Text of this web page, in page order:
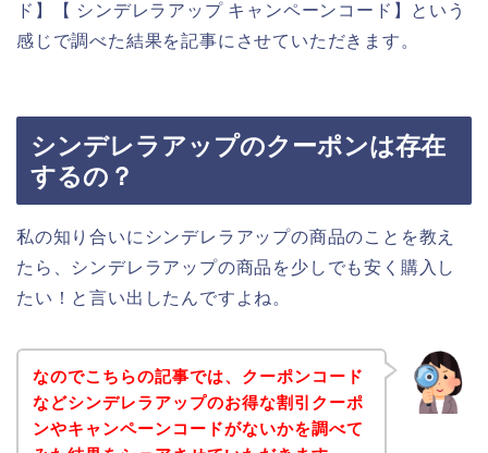
ド】【 シンデレラアップ キャンペーンコード】という
感じで調べた結果を記事にさせていただきます。
シンデレラアップのクーポンは存在
するの？
私の知り合いにシンデレラアップの商品のことを教え
たら、シンデレラアップの商品を少しでも安く購入し
たい！と言い出したんですよね。
なのでこちらの記事では、クーポンコード
などシンデレラアップのお得な割引クーポ
ンやキャンペーンコードがないかを調べて